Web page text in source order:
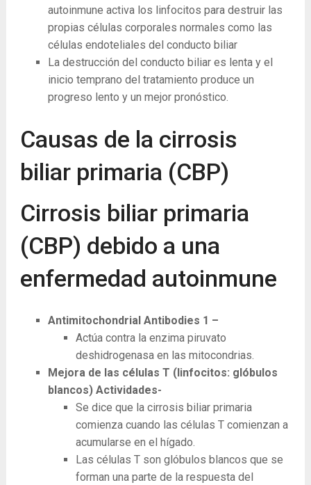
autoinmune activa los linfocitos para destruir las
propias células corporales normales como las
células endoteliales del conducto biliar
La destrucción del conducto biliar es lenta y el
inicio temprano del tratamiento produce un
progreso lento y un mejor pronóstico.
Causas de la cirrosis
biliar primaria (CBP)
Cirrosis biliar primaria
(CBP) debido a una
enfermedad autoinmune
Antimitochondrial Antibodies 1 –
Actúa contra la enzima piruvato
deshidrogenasa en las mitocondrias.
Mejora de las células T (linfocitos: glóbulos
blancos) Actividades-
Se dice que la cirrosis biliar primaria
comienza cuando las células T comienzan a
acumularse en el hígado.
Las células T son glóbulos blancos que se
forman una parte de la respuesta del